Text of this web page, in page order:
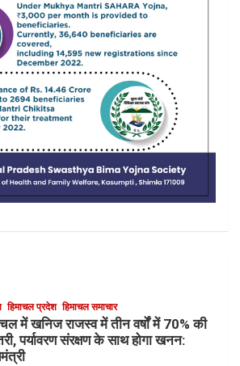
हिमाचल प्रदेश हिमाचल समाचार
में खनिज राजस्व में तीन वर्षों में 70% की
पर्यावरण संरक्षण के साथ होगा खनन: